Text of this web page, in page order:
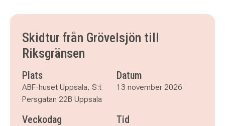
Skidtur från Grövelsjön till
Riksgränsen
Plats
ABF-huset Uppsala, S:t
Persgatan 22B Uppsala
Datum
13 november 2026
Veckodag Tid